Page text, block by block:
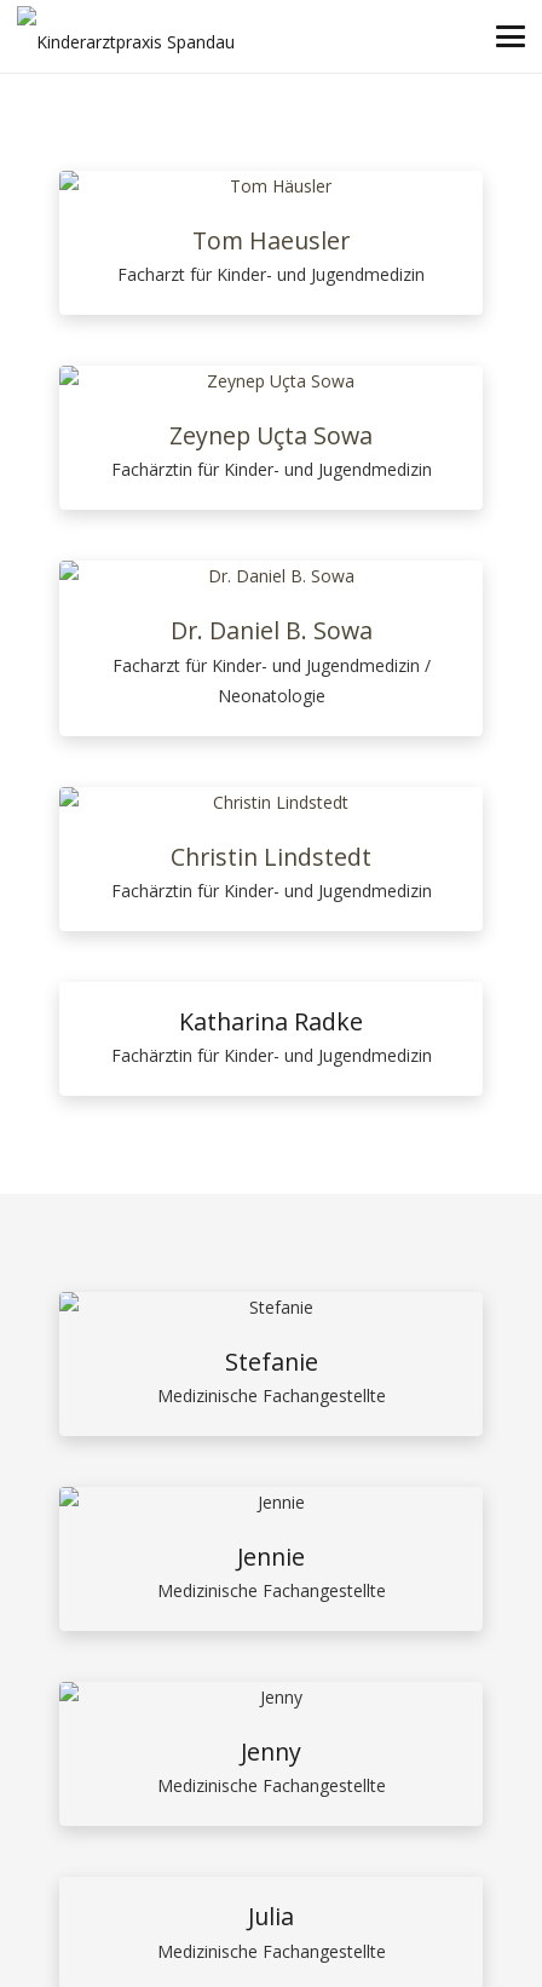
Tom Haeusler
Facharzt für Kinder- und Jugendmedizin
Zeynep Uçta Sowa
Fachärztin für Kinder- und Jugendmedizin
Dr. Daniel B. Sowa
Facharzt für Kinder- und Jugendmedizin /
Neonatologie
Christin Lindstedt
Fachärztin für Kinder- und Jugendmedizin
Katharina Radke
Fachärztin für Kinder- und Jugendmedizin
Stefanie
Medizinische Fachangestellte
Jennie
Medizinische Fachangestellte
Jenny
Medizinische Fachangestellte
Julia
Medizinische Fachangestellte